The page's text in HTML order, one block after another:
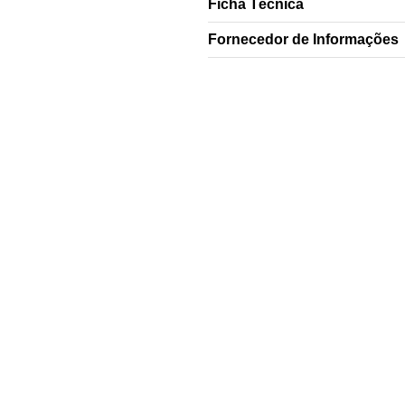
Ficha Técnica
Fornecedor de Informações